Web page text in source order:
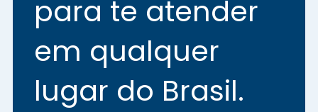
para te atender
em qualquer
lugar do Brasil.